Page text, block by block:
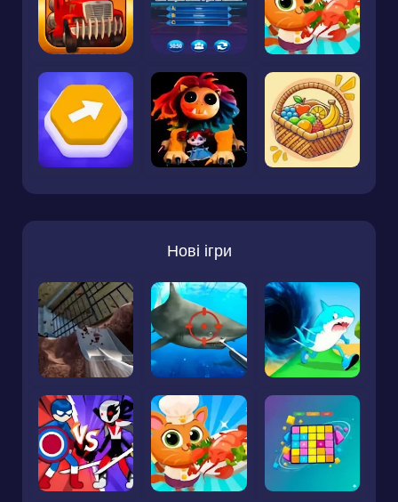
Нові ігри